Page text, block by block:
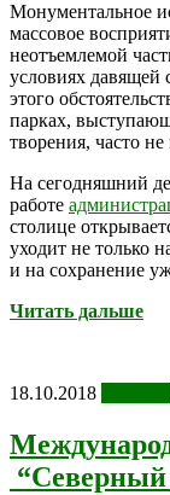
Монументальное
массовое
неотъемлемой
условиях давящей
этого
парках,
творения, часто
На сегодняшний
работе
столице
уходит не только
и на сохранение
Читать дальше
18.10.2018
“Северный